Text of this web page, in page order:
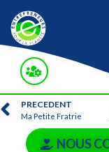
PRECEDENT
Ma Petite Fratrie
NOUS